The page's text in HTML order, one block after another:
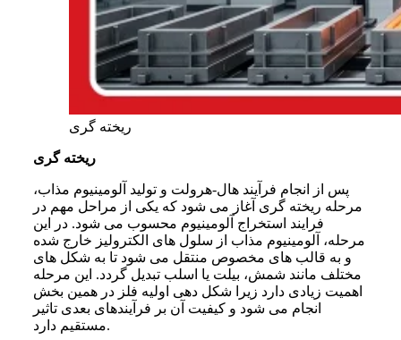
ریخته گری
ریخته گری
پس از انجام فرآیند هال-هرولت و تولید آلومینیوم مذاب،
مرحله ریخته گری آغاز می شود که یکی از مراحل مهم در
فرایند استخراج آلومینیوم محسوب می شود. در این
مرحله، آلومینیوم مذاب از سلول های الکترولیز خارج شده
و به قالب های مخصوص منتقل می شود تا به شکل های
مختلف مانند شمش، بیلت یا اسلب تبدیل گردد. این مرحله
اهمیت زیادی دارد زیرا شکل دهی اولیه فلز در همین بخش
انجام می شود و کیفیت آن بر فرآیندهای بعدی تاثیر
مستقیم دارد.